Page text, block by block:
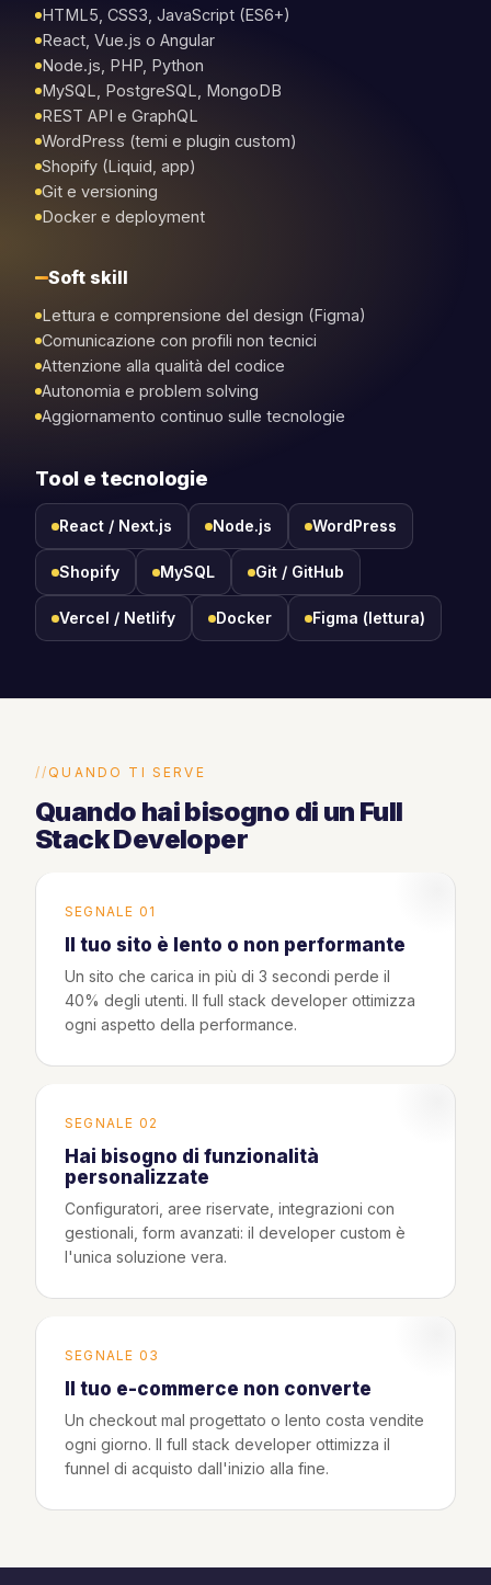
HTML5, CSS3, JavaScript (ES6+)
React, Vue.js o Angular
Node.js, PHP, Python
MySQL, PostgreSQL, MongoDB
REST API e GraphQL
WordPress (temi e plugin custom)
Shopify (Liquid, app)
Git e versioning
Docker e deployment
Soft skill
Lettura e comprensione del design (Figma)
Comunicazione con profili non tecnici
Attenzione alla qualità del codice
Autonomia e problem solving
Aggiornamento continuo sulle tecnologie
Tool e tecnologie
React / Next.js Node.js WordPress
Shopify MySQL Git / GitHub
Vercel / Netlify Docker Figma (lettura)
QUANDO TI SERVE
Quando hai bisogno di un Full
Stack Developer
SEGNALE 01
Il tuo sito è lento o non performante
Un sito che carica in più di 3 secondi perde il
40% degli utenti. Il full stack developer ottimizza
ogni aspetto della performance.
SEGNALE 02
Hai bisogno di funzionalità
personalizzate
Configuratori, aree riservate, integrazioni con
gestionali, form avanzati: il developer custom è
l'unica soluzione vera.
SEGNALE 03
Il tuo e-commerce non converte
Un checkout mal progettato o lento costa vendite
ogni giorno. Il full stack developer ottimizza il
funnel di acquisto dall'inizio alla fine.